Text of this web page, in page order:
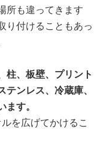
所も違ってきます
り付けることもあっ
、板壁、プリント
ンレス、冷蔵庫、
す。
を広げてかけるこ